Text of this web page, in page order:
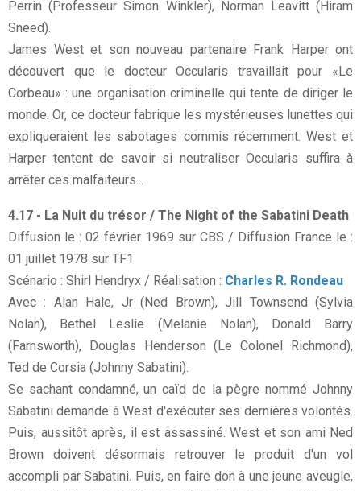
Perrin (Professeur Simon Winkler), Norman Leavitt (Hiram
Sneed).
James West et son nouveau partenaire Frank Harper ont
découvert que le docteur Occularis travaillait pour «Le
Corbeau» : une organisation criminelle qui tente de diriger le
monde. Or, ce docteur fabrique les mystérieuses lunettes qui
expliqueraient les sabotages commis récemment. West et
Harper tentent de savoir si neutraliser Occularis suffira à
arrêter ces malfaiteurs...
4.17 - La Nuit du trésor / The Night of the Sabatini Death
Diffusion le : 02 février 1969 sur CBS / Diffusion France le :
01 juillet 1978 sur TF1
Scénario : Shirl Hendryx / Réalisation : Charles R. Rondeau
Avec : Alan Hale, Jr (Ned Brown), Jill Townsend (Sylvia
Nolan), Bethel Leslie (Melanie Nolan), Donald Barry
(Farnsworth), Douglas Henderson (Le Colonel Richmond),
Ted de Corsia (Johnny Sabatini).
Se sachant condamné, un caïd de la pègre nommé Johnny
Sabatini demande à West d'exécuter ses dernières volontés.
Puis, aussitôt après, il est assassiné. West et son ami Ned
Brown doivent désormais retrouver le produit d'un vol
accompli par Sabatini. Puis, en faire don à une jeune aveugle,